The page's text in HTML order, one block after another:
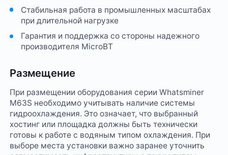
Стабильная работа в промышленных масштабах
при длительной нагрузке
Гарантия и поддержка со стороны надежного
производителя MicroBT
Размещение
При размещении оборудования серии Whatsminer
M63S необходимо учитывать наличие системы
гидроохлаждения. Это означает, что выбранный
хостинг или площадка должны быть технически
готовы к работе с водяным типом охлаждения. При
выборе места установки важно заранее уточнить